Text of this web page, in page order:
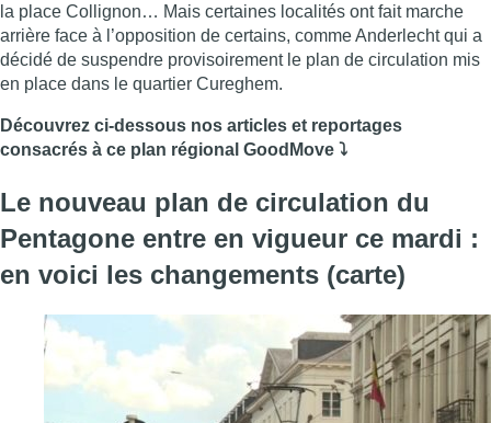
la place Collignon… Mais certaines localités ont fait marche
arrière face à l’opposition de certains, comme Anderlecht qui a
décidé de suspendre provisoirement le plan de circulation mis
en place dans le quartier Cureghem.
Découvrez ci-dessous nos articles et reportages
consacrés à ce plan régional GoodMove ⤵️
Le nouveau plan de circulation du
Pentagone entre en vigueur ce mardi :
en voici les changements (carte)